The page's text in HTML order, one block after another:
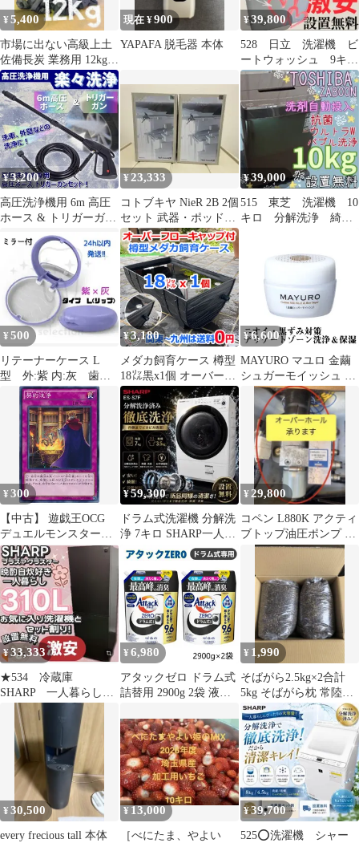
¥5,400
市場に出ない高級上土
佐備長炭 業務用 12kg
白炭5cm以下(切端)
現在 ¥900
YAPAFA 脱毛器 本体
¥39,800
528 日立 洗濯機 ビ
ートウォッシュ 9キ
ロ 設置無料 BW-
X90H 安い‼️
¥3,200
高圧洗浄機用 6m 高圧
ホース & トリガーガン
セット 洗車 外壁 清掃
大掃除 高圧 洗浄 工具
¥23,333
コトブキヤ NieR 2B 2個
セット 武器・ポッド付
最終価格 今週まで
¥39,000
515 東芝 洗濯機 10
キロ 分解洗浄 綺
¥ 500
リテーナーケース L
型 外:紫 内:灰 歯
矯正 インビザライ
ン マウスピース
¥3,180
メダカ飼育ケース 樽型
18㍑黒x1個 オーバーフ
ロー加工済 金魚鉢 ビオ
トープ 睡蓮鉢 五色アク
ア
¥6,600
MAYURO マユロ 金繭
シュガーモイッシュ フ
ェムケア ウォッシュ＆
モイスト 1個(50g) うる
おい くすみ サポート
ソープ パック 粘膜 保
護 膣 膣ケア 繭 高保湿
洗浄
¥300
【中古】 遊戯王OCG
デュエルモンスターズ
契約洗浄 SPRG SPRG-
JP011
¥59,300
ドラム式洗濯機 分解洗
浄 7キロ SHARP一人暮
らし 設置無料 安い 綺
¥29,800
コペン L880K アクティ
ブトップ油圧ポンプ オ
ーバーホール
¥33,333
★534 冷蔵庫
SHARP 一人暮らし
300㍑-400㍑ 安い 設
置無料
¥ 6,980
アタックゼロ ドラム式
詰替用 2900g 2袋 液体
消臭 濃縮洗浄 中性 詰
め替え アタック ゼロ
アタックゼロ詰め替え
中性洗剤 洗濯 洗濯用洗
剤 詰め替え 濃縮 アタ
ック洗剤
¥ 1,990
そばがら2.5kg×2合計
5kg そばがら枕 常陸秋
そば
¥30,500
every frecious tall 本体
¥ 13,000
［べにたま、やよい
¥39,700
525⭕️洗濯機 シャー